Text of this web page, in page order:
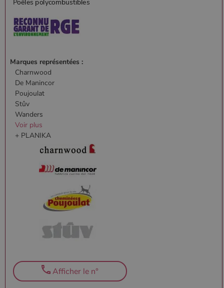
Marques représentées :
Charnwood
De Manincor
Poujoulat
Stûv
Wanders
Voir plus
+ PLANIKA
Afficher le n°